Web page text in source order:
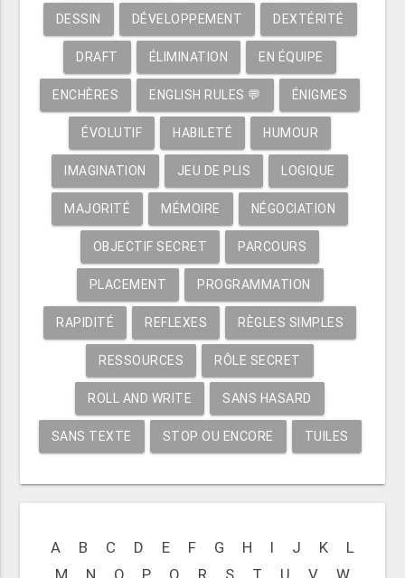
DESSIN DÉVELOPPEMENT DEXTÉRITÉ
DRAFT ÉLIMINATION EN ÉQUIPE
ENCHÈRES ENGLISH RULES 💬 ÉNIGMES
ÉVOLUTIF HABILETÉ HUMOUR
IMAGINATION JEU DE PLIS LOGIQUE
MAJORITÉ MÉMOIRE NÉGOCIATION
OBJECTIF SECRET PARCOURS
PLACEMENT PROGRAMMATION
RAPIDITÉ REFLEXES RÈGLES SIMPLES
RESSOURCES RÔLE SECRET
ROLL AND WRITE SANS HASARD
SANS TEXTE STOP OU ENCORE TUILES
A B C D E F G H I J K
L